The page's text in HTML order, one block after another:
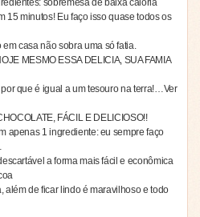
15 minutos! Eu faço isso quase todos os
casa não sobra uma só fatia.
MESMO ESSA DELICIA, SUA FAMIA
que é igual a um tesouro na terra!…Ver
FÁCIL E DELICIOSO!!
apenas 1 ingrediente: eu sempre faço
a forma mais fácil e econômica
além de ficar lindo é maravilhoso e todo